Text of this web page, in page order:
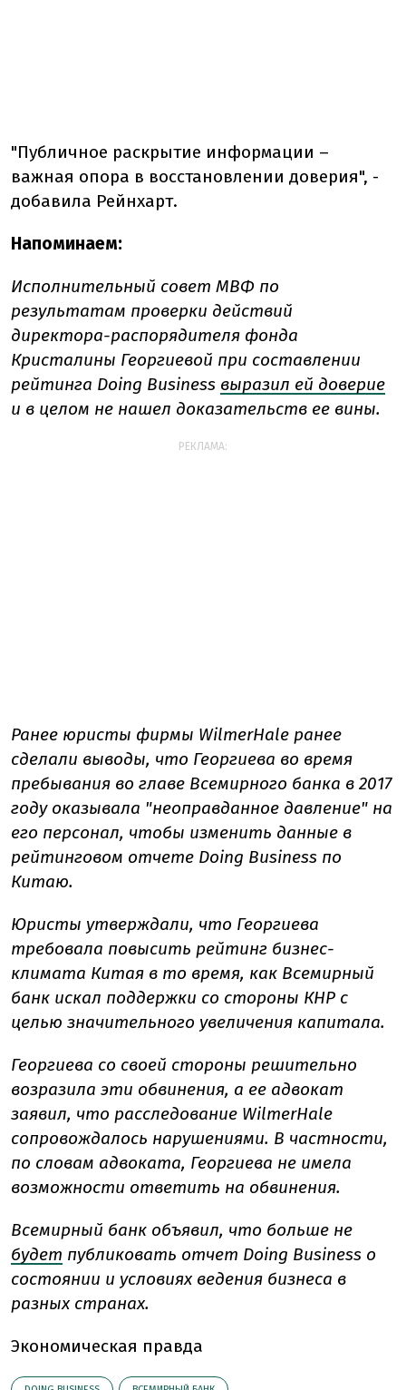
"Публичное раскрытие информации –
важная опора в восстановлении доверия", -
добавила Рейнхарт.
Напоминаем:
Исполнительный совет МВФ по
результатам проверки действий
директора-распорядителя фонда
Кристалины Георгиевой при составлении
рейтинга Doing Business выразил ей доверие
и в целом не нашел доказательств ее вины.
РЕКЛАМА:
Ранее юристы фирмы WilmerHale ранее
сделали выводы, что Георгиева во время
пребывания во главе Всемирного банка в 2017
году оказывала "неоправданное давление" на
его персонал, чтобы изменить данные в
рейтинговом отчете Doing Business по
Китаю.
Юристы утверждали, что Георгиева
требовала повысить рейтинг бизнес-
климата Китая в то время, как Всемирный
банк искал поддержки со стороны КНР с
целью значительного увеличения капитала.
Георгиева со своей стороны решительно
возразила эти обвинения, а ее адвокат
заявил, что расследование WilmerHale
сопровождалось нарушениями. В частности,
по словам адвоката, Георгиева не имела
возможности ответить на обвинения.
Всемирный банк объявил, что больше не
будет публиковать отчет Doing Business о
состоянии и условиях ведения бизнеса в
разных странах.
Экономическая правда